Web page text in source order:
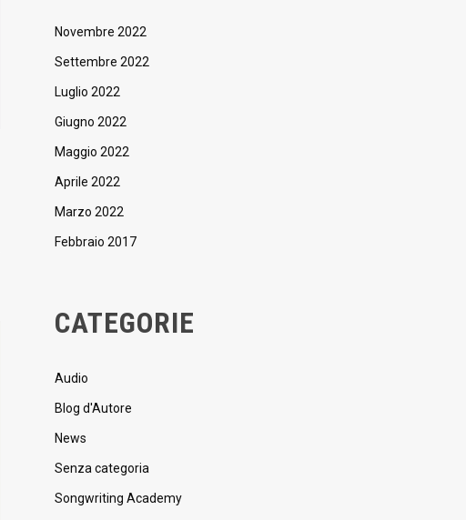
Novembre 2022
Settembre 2022
Luglio 2022
Giugno 2022
Maggio 2022
Aprile 2022
Marzo 2022
Febbraio 2017
CATEGORIE
Audio
Blog d'Autore
News
Senza categoria
Songwriting Academy